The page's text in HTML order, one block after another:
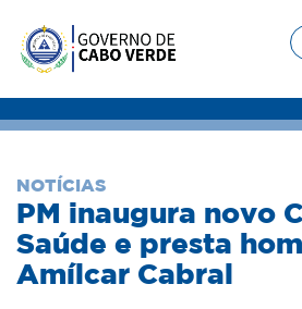
NOTÍCIAS
PM inaugura novo
Saúde e presta
Amílcar Cabral